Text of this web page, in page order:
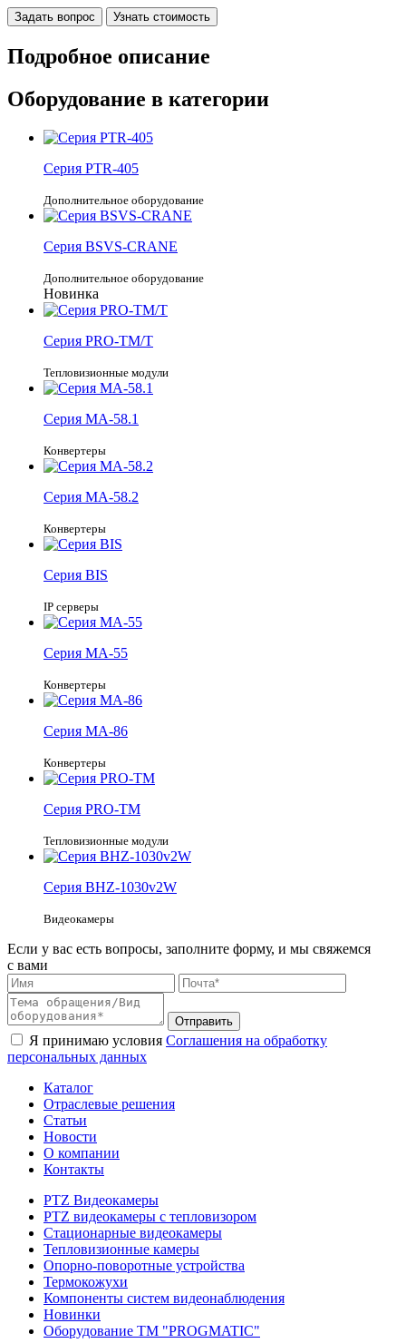
Задать вопрос Узнать стоимость
Подробное описание
Оборудование в категории
Серия PTR-405
Дополнительное оборудование
Серия BSVS-CRANE
Дополнительное оборудование
Новинка
Серия PRO-TM/T
Тепловизионные модули
Серия MA-58.1
Конвертеры
Серия MA-58.2
Конвертеры
Серия BIS
IP серверы
Серия MA-55
Конвертеры
Серия MA-86
Конвертеры
Серия PRO-TM
Тепловизионные модули
Серия BHZ-1030v2W
Видеокамеры
Если у вас есть вопросы, заполните форму, и мы свяжемся
с вами
Я принимаю условия Соглашения на обработку
персональных данных
Каталог
Отраслевые решения
Статьи
Новости
О компании
Контакты
PTZ Видеокамеры
PTZ видеокамеры с тепловизором
Стационарные видеокамеры
Тепловизионные камеры
Опорно-поворотные устройства
Термокожухи
Компоненты систем видеонаблюдения
Новинки
Оборудование TM "PROGMATIC"